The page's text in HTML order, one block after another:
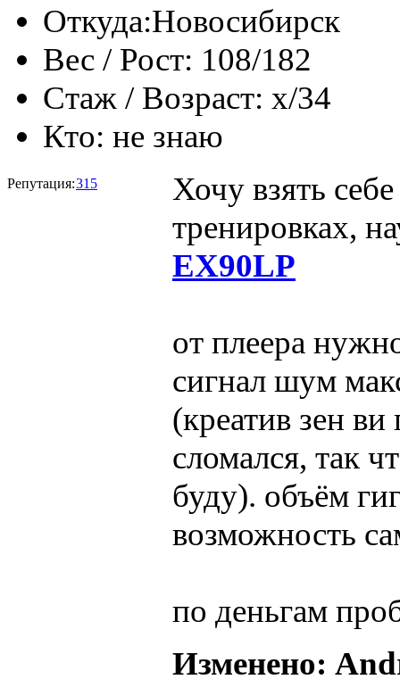
Откуда:Новосибирск
Вес / Рост: 108/182
Стаж / Возраст: x/34
Кто: не знаю
Репутация:315
Хочу взять
тренировках,
EX90LP
от плеера
сигнал шум
(креатив зен
сломался, так
буду). объём
возможность
по деньгам
Изменено: